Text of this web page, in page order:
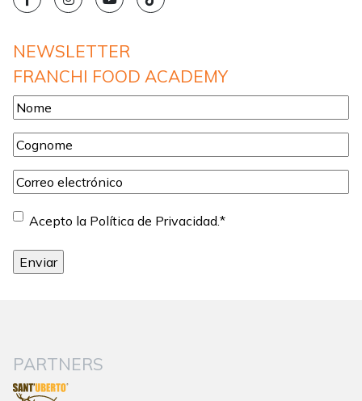
NEWSLETTER
FRANCHI FOOD ACADEMY
Nome*
Cognome*
Correo
electrónico*
Consentimiento*
Acepto la Política de Privacidad.*
PARTNERS